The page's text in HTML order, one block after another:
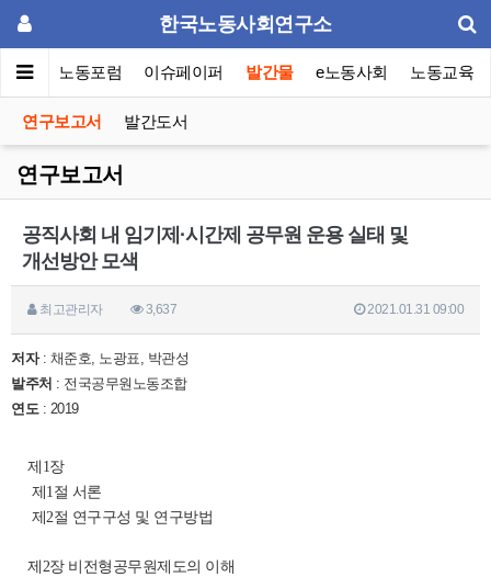
한국노동사회연구소
개 노동포럼 이슈페이퍼 발간물 e노동사회 노동교육
연구보고서 발간도서
연구보고서
공직사회 내 임기제·시간제 공무원 운용 실태 및
개선방안 모색
최고관리자 3,637 2021.01.31 09:00
저자: 채준호, 노광표, 박관성
발주처 : 전국공무원노동조합
연도: 2019
제1장
제1절 서론
제2절 연구구성 및 연구방법
제2장 비전형공무원제도의 이해